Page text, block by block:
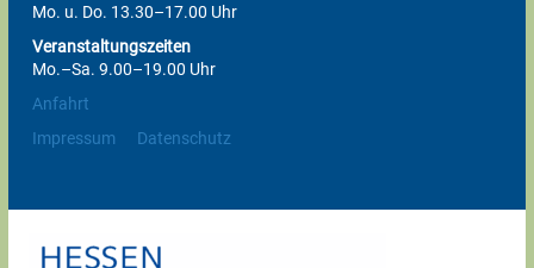
Mo. u. Do. 13.30–17.00 Uhr
Veranstaltungszeiten
Mo.–Sa. 9.00–19.00 Uhr
Anfahrt
Impressum
Datenschutz